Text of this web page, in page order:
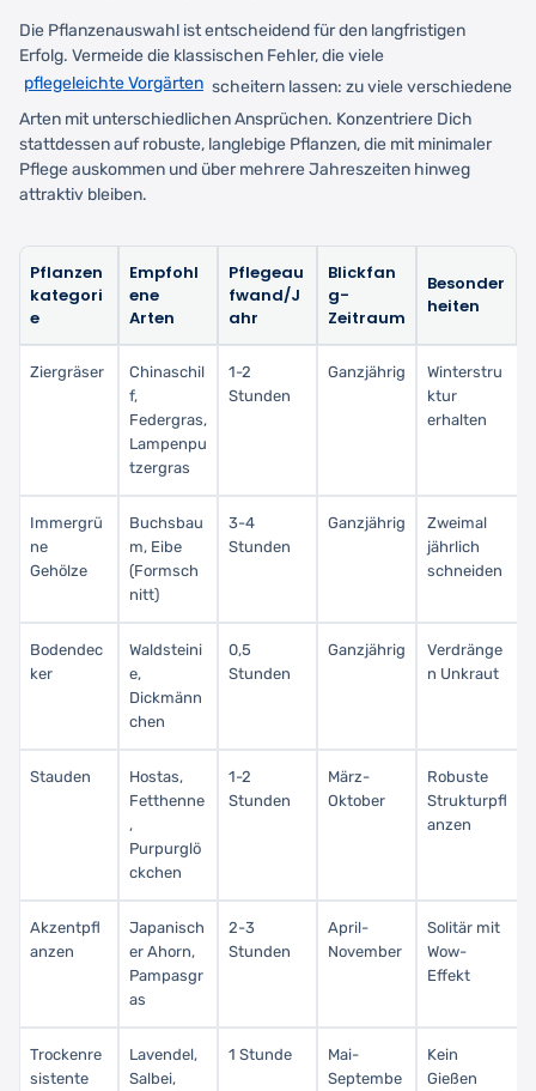
Die Pflanzenauswahl ist entscheidend für den langfristigen
Erfolg. Vermeide die klassischen Fehler, die viele
pflegeleichte Vorgärten scheitern lassen: zu viele verschiedene
Arten mit unterschiedlichen Ansprüchen. Konzentriere Dich
stattdessen auf robuste, langlebige Pflanzen, die mit minimaler
Pflege auskommen und über mehrere Jahreszeiten hinweg
attraktiv bleiben.
Pflanzen
kategori
e
Empfohl
ene
Arten
Pflegeau
fwand/J
ahr
Blickfan
g-
Zeitraum
Besonder
heiten
Ziergräser
Chinaschil
f,
Federgras,
Lampenpu
tzergras
1-2
Stunden
Ganzjährig
Winterstru
ktur
erhalten
Immergrü
ne
Gehölze
Buchsbau
m, Eibe
(Formsch
nitt)
3-4
Stunden
Ganzjährig
Zweimal
jährlich
schneiden
Bodendec
ker
Waldsteini
e,
Dickmänn
chen
0,5
Stunden
Ganzjährig
Verdränge
n Unkraut
Stauden
Hostas,
Fetthenne
,
Purpurglö
ckchen
1-2
Stunden
März-
Oktober
Robuste
Strukturpfl
anzen
Akzentpfl
anzen
Japanisch
er Ahorn,
Pampasgr
as
2-3
Stunden
April-
November
Solitär mit
Wow-
Effekt
Trockenre
sistente
Lavendel,
Salbei,
1 Stunde
Mai-
Septembe
Kein
Gießen